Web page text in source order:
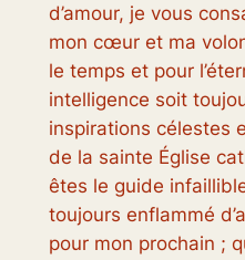
d’amour, je vous
mon cœur et ma
le temps et pour
intelligence soit
inspirations célestes
de la sainte Église
êtes le guide
toujours enflammé
pour mon prochain ;